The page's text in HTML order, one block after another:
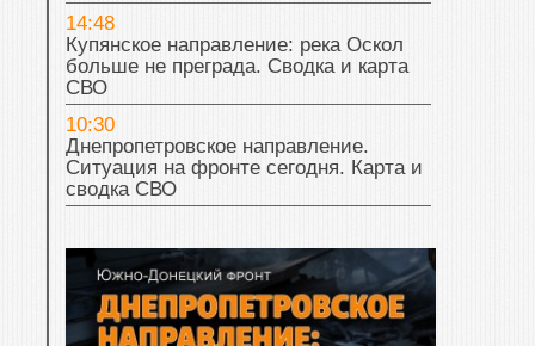
14:48
Купянское направление: река Оскол
больше не преграда. Сводка и карта
СВО
10:30
Днепропетровское направление.
Ситуация на фронте сегодня. Карта и
сводка СВО